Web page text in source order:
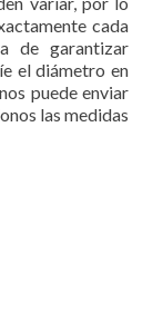
cada
de garantizar
el diámetro en
puede enviar
las medidas